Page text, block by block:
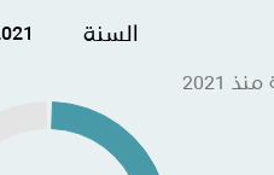
2021
السنة